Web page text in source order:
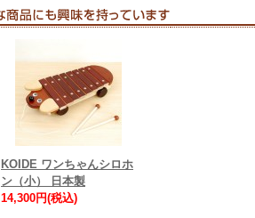
KOIDE ワンちゃんシロホ
ン（小） 日本製
14,300円(税込)